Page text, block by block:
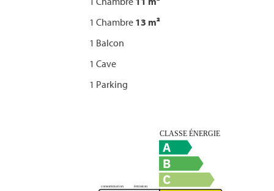
1 Chambre 13 m²
1 Balcon
1 Cave
1 Parking